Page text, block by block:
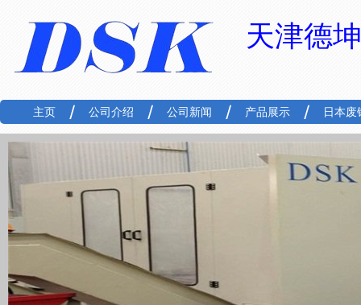
天津德
主页 公司介绍 公司新闻 产品展示 日本废